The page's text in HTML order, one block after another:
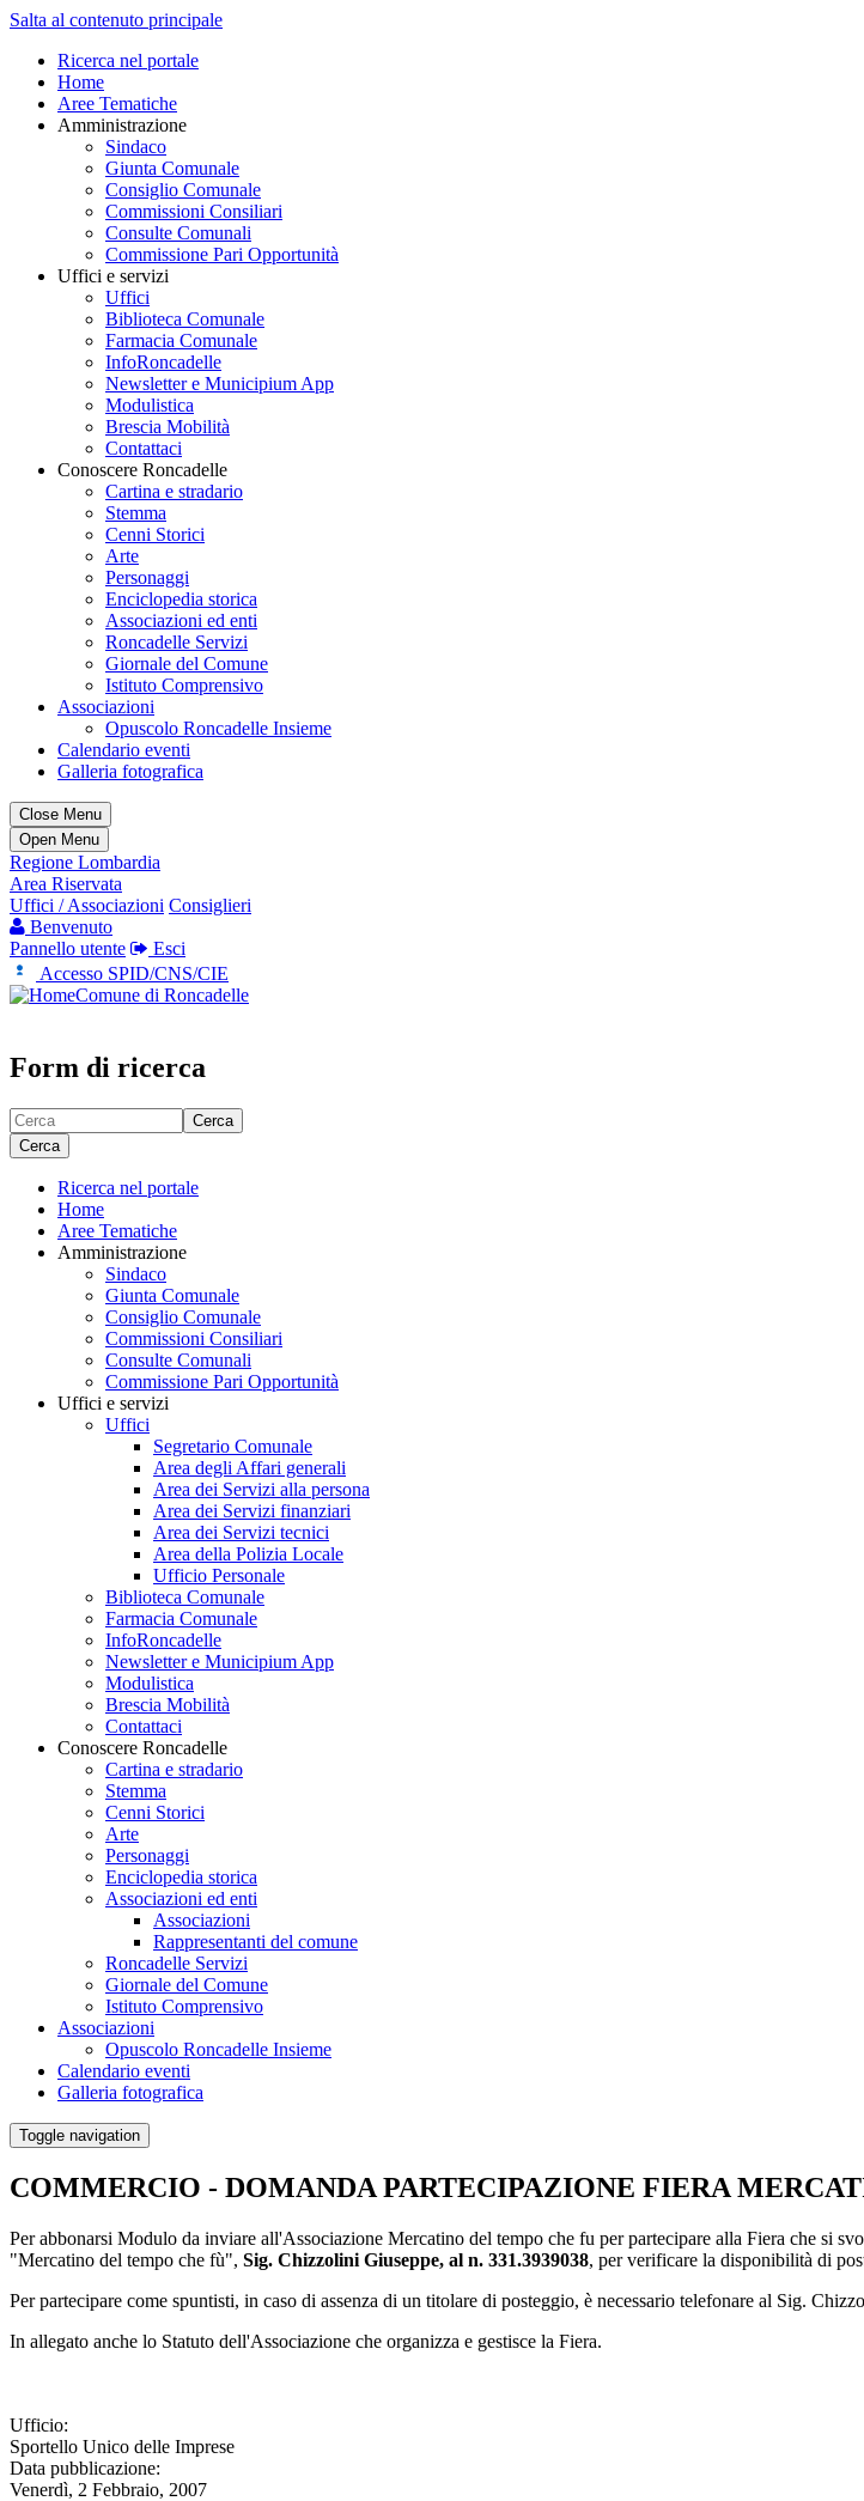
Salta al contenuto principale
Ricerca nel portale
Home
Aree Tematiche
Amministrazione
Sindaco
Giunta Comunale
Consiglio Comunale
Commissioni Consiliari
Consulte Comunali
Commissione Pari Opportunità
Uffici e servizi
Uffici
Biblioteca Comunale
Farmacia Comunale
InfoRoncadelle
Newsletter e Municipium App
Modulistica
Brescia Mobilità
Contattaci
Conoscere Roncadelle
Cartina e stradario
Stemma
Cenni Storici
Arte
Personaggi
Enciclopedia storica
Associazioni ed enti
Roncadelle Servizi
Giornale del Comune
Istituto Comprensivo
Associazioni
Opuscolo Roncadelle Insieme
Calendario eventi
Galleria fotografica
Close Menu
Open Menu
Regione Lombardia
Area Riservata
Uffici / Associazioni Consiglieri
Benvenuto
Pannello utente
Esci
Accesso SPID/CNS/CIE
Comune di Roncadelle
Form di ricerca
Cerca
Cerca
Ricerca nel portale
Home
Aree Tematiche
Amministrazione
Sindaco
Giunta Comunale
Consiglio Comunale
Commissioni Consiliari
Consulte Comunali
Commissione Pari Opportunità
Uffici e servizi
Uffici
Segretario Comunale
Area degli Affari generali
Area dei Servizi alla persona
Area dei Servizi finanziari
Area dei Servizi tecnici
Area della Polizia Locale
Ufficio Personale
Biblioteca Comunale
Farmacia Comunale
InfoRoncadelle
Newsletter e Municipium App
Modulistica
Brescia Mobilità
Contattaci
Conoscere Roncadelle
Cartina e stradario
Stemma
Cenni Storici
Arte
Personaggi
Enciclopedia storica
Associazioni ed enti
Associazioni
Rappresentanti del comune
Roncadelle Servizi
Giornale del Comune
Istituto Comprensivo
Associazioni
Opuscolo Roncadelle Insieme
Calendario eventi
Galleria fotografica
Toggle navigation
COMMERCIO - DOMANDA PARTECIPAZIONE FIERA
Per abbonarsi Modulo da inviare all'Associazione Mercatino del tempo che fu per partecipare alla Fiera che si
"Mercatino del tempo che fù", Sig. Chizzolini Giuseppe, al n. 331.3939038, per verificare la disponibilità di
Per partecipare come spuntisti, in caso di assenza di un titolare di posteggio, è necessario telefonare al Sig.
In allegato anche lo Statuto dell'Associazione che organizza e gestisce la Fiera.
Ufficio:
Sportello Unico delle Imprese
Data pubblicazione:
Venerdì, 2 Febbraio, 2007